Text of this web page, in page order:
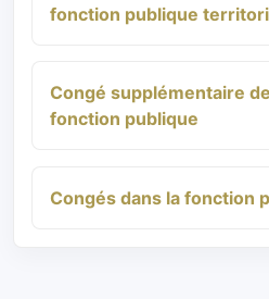
fonction publique
Congé supplémentaire
fonction publique
Congés dans la fonction